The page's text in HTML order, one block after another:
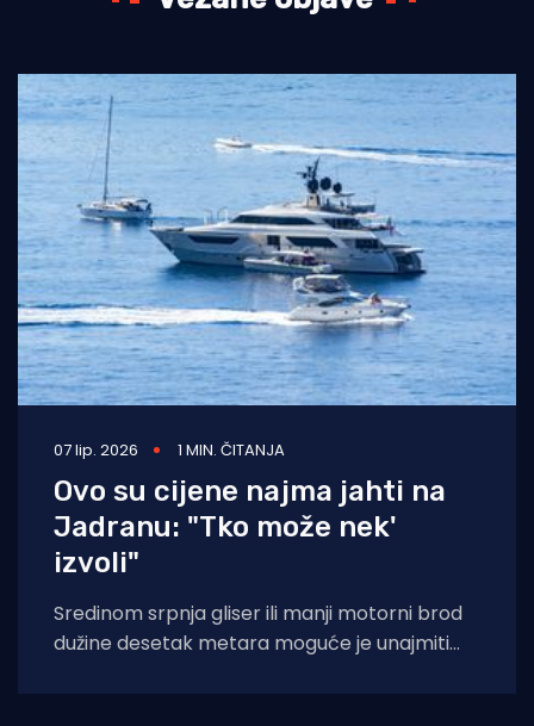
07 lip. 2026 1 MIN. ČITANJA
Ovo su cijene najma jahti na
Jadranu: "Tko može nek'
izvoli"
Sredinom srpnja gliser ili manji motorni brod
dužine desetak metara moguće je unajmiti